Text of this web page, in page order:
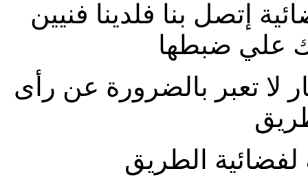
إتصل بنا فلدينا فنيين
علي ضبطها
لا تعبر بالضرورة عن رأى
الطريق